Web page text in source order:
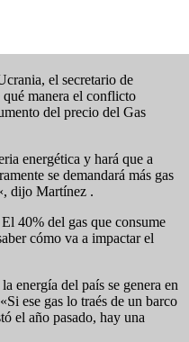
el secretario de
manera el conflicto
del precio del Gas
energética y hará que a
se demandará más gas
dijo Martínez .
40% del gas que consume
cómo va a impactar el
energía del país se genera en
ese gas lo traés de un barco
el año pasado, hay una